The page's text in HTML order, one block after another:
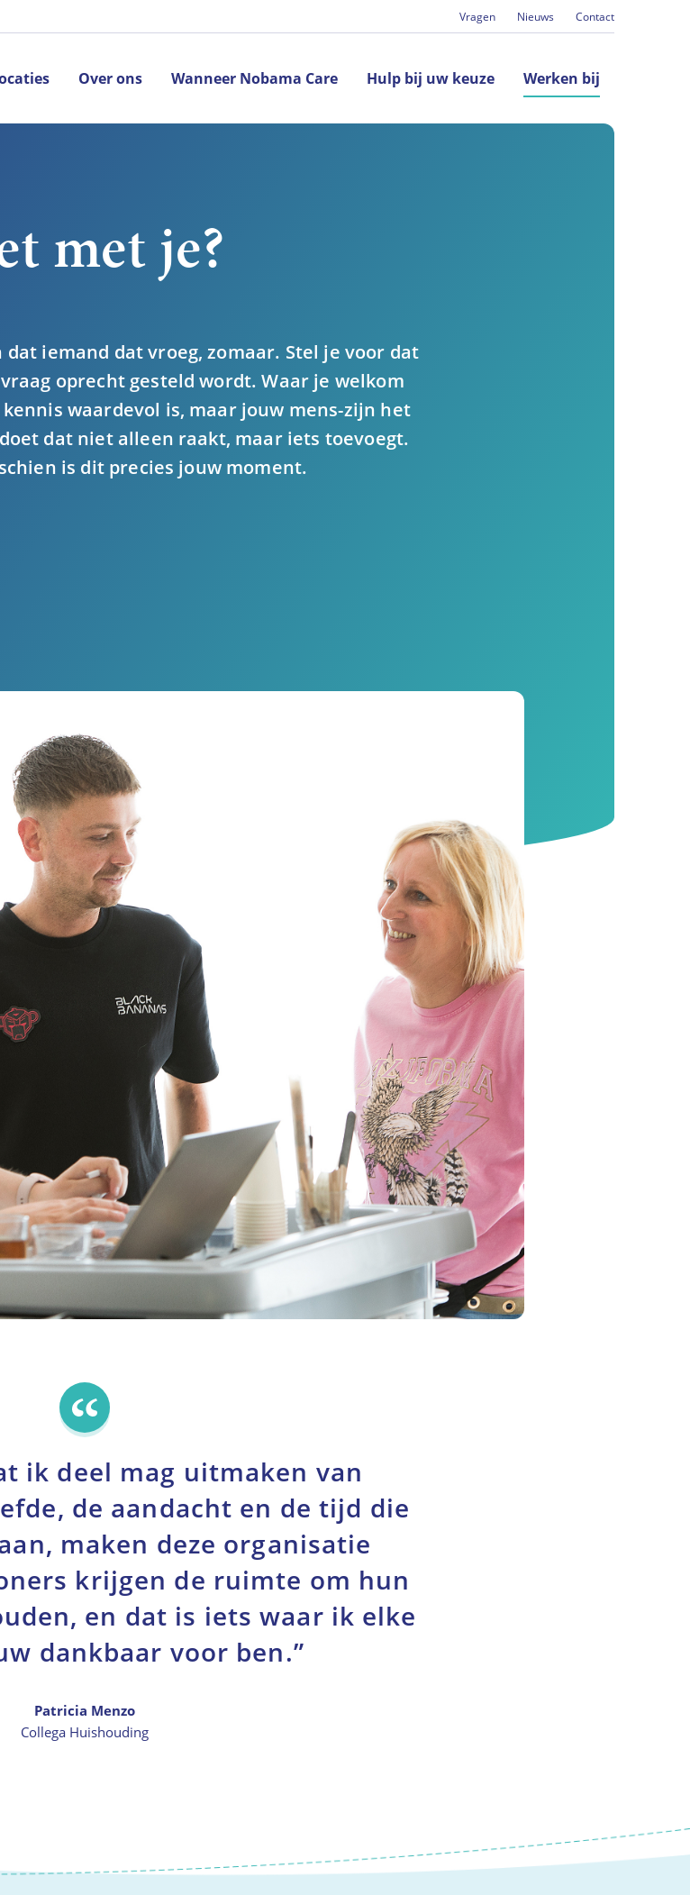
Vragen Nieuws Contact
Over ons Wanneer Nobama Care Hulp bij uw keuze Werken bij
met je?
iemand dat vroeg, zomaar. Stel je voor dat
oprecht gesteld wordt. Waar je welkom
waardevol is, maar jouw mens-zijn het
dat niet alleen raakt, maar iets toevoegt.
is dit precies jouw moment.
ik deel mag uitmaken van
de aandacht en de tijd die
maken deze organisatie
krijgen de ruimte om hun
en dat is iets waar ik elke
dankbaar voor ben.”
Patricia Menzo
Collega Huishouding